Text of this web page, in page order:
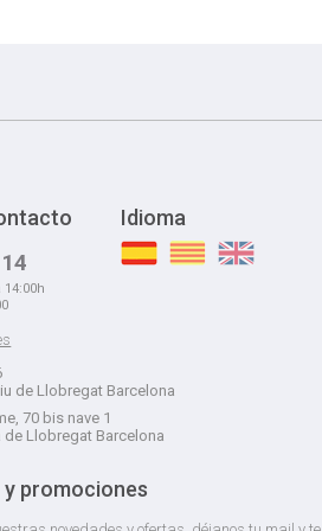
14:00h
de Llobregat Barcelona
70 bis nave 1
de Llobregat Barcelona
Idioma
y promociones